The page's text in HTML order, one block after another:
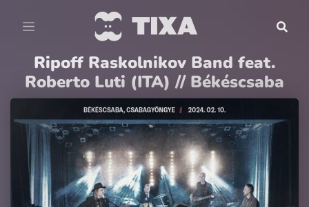
Ripoff Raskolnikov Band feat.
Roberto Luti (ITA) // Békéscsaba